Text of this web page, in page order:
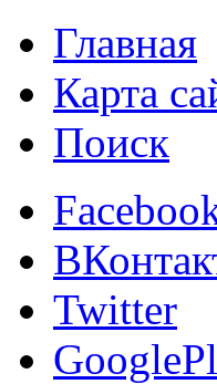
Главная
Карта
Поиск
Twitter